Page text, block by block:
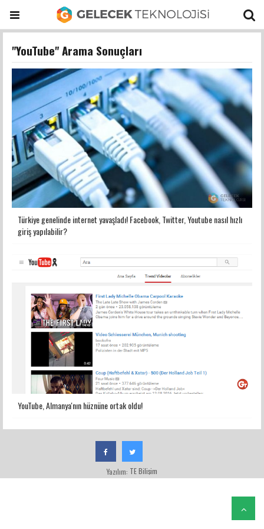
"YouTube" Arama Sonuçları
Türkiye genelinde internet yavaşladı! Facebook, Twitter, Youtube nasıl hızlı
giriş yapılabilir?
YouTube, Almanya'nın hüznüne ortak oldu!
Yazılım: TE Bilişim